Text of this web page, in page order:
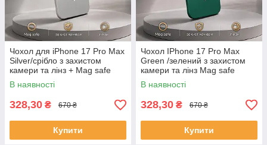
Чохол для iPhone 17 Pro Max
Silver/срібло з захистом
камери та лінз + Mag safe
В наявності
328,30 ₴ 670 ₴
Купити
Чохол IPhone 17 Pro Max
Green /зелений з захистом
камери та лінз Mag safe
В наявності
328,30 ₴ 670 ₴
Купити